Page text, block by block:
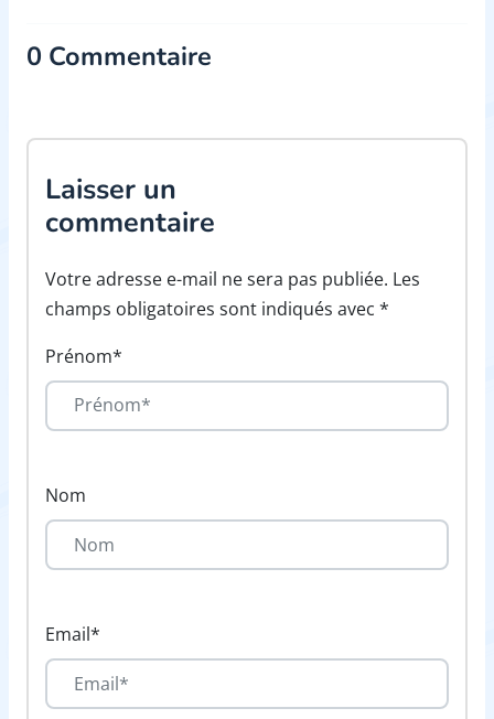
0 Commentaire
Laisser un
commentaire
Votre adresse e-mail ne sera pas publiée. Les
champs obligatoires sont indiqués avec *
Prénom*
Nom
Email*